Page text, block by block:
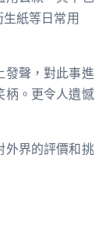
紙等日常用
發聲，對此事進
柄。更令人遺憾
外界的評價和挑